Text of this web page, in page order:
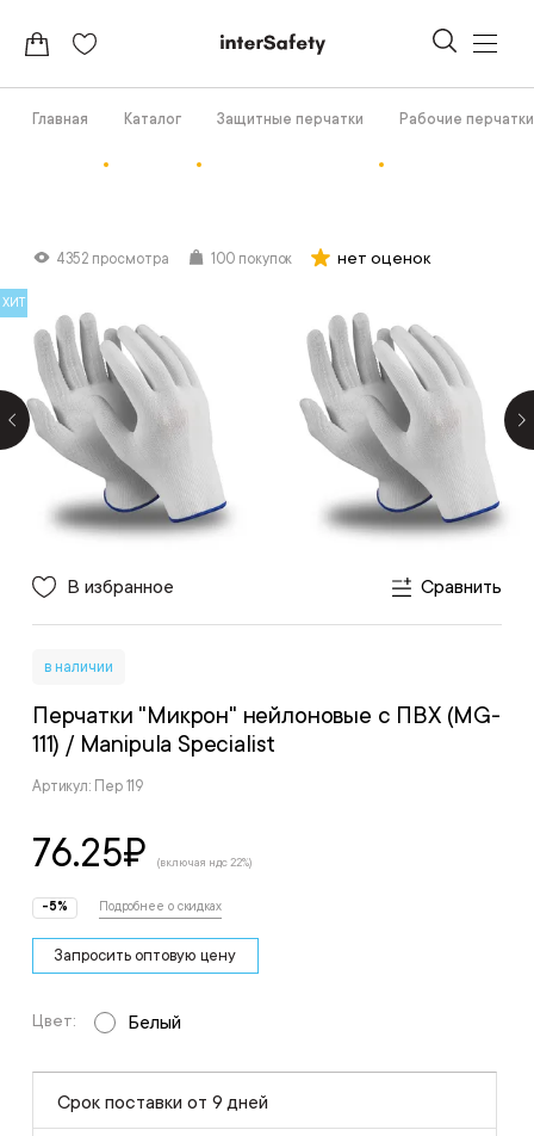
Главная Каталог Защитные перчатки Рабочие перчатки
4352 просмотра 100 покупок нет оценок
ХИТ
В избранное Сравнить
в наличии
Перчатки "Микрон" нейлоновые с ПВХ (MG-
111) / Manipula Specialist
Артикул: Пер 119
76.25₽ (включая ндс 22%)
-5% Подробнее о скидках
Запросить оптовую цену
Цвет: Белый
Срок поставки от 9 дней